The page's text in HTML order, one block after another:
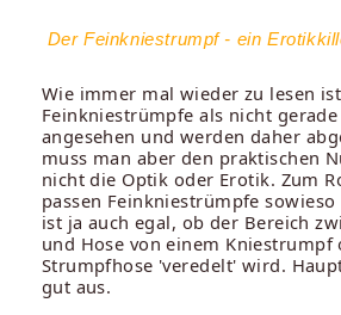
Der Feinkniestrumpf - ein
Wie immer mal wieder zu lesen
Feinkniestrümpfe als nicht
angesehen und werden daher
muss man aber den praktischen
nicht die Optik oder Erotik. Zum
passen Feinkniestrümpfe
ist ja auch egal, ob der Bereich
und Hose von einem Kniestrumpf
Strumpfhose 'veredelt' wird.
gut aus.